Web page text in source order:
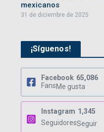
mexicanos
31 de diciembre de 2025
¡Síguenos!
Facebook 65,086
FansMe gusta
Instagram 1,345
SeguidoresSeguir